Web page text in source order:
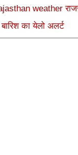
weather
का येलो अलर्ट